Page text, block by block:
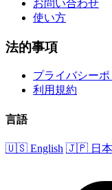
お問い合わせ
使い方
法的事項
プライバシー
利用規約
言語
🇺🇸 English 🇯🇵 日